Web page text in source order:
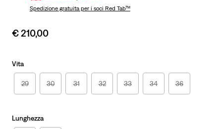
Spedizione gratuitaper i soci Red Tab™
Sale
€ 210,00
Vita
29 30 31 32 33 34 36
Lunghezza